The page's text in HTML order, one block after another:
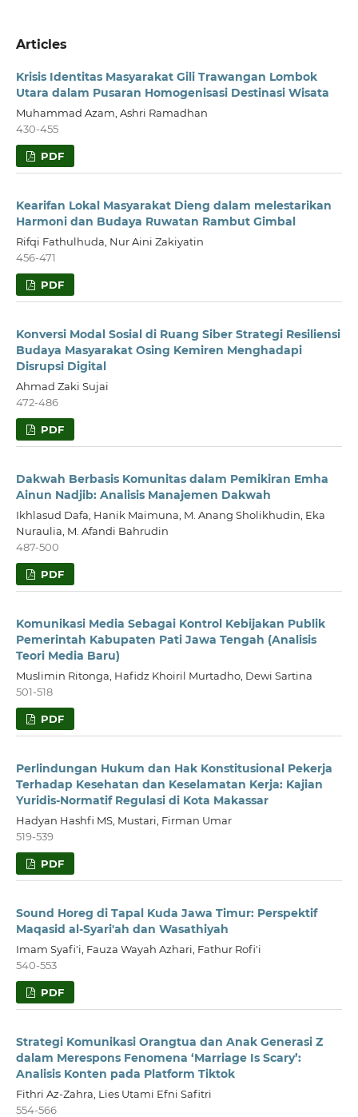
Articles
Krisis Identitas Masyarakat Gili Trawangan Lombok
Utara dalam Pusaran Homogenisasi Destinasi Wisata
Muhammad Azam, Ashri Ramadhan
430-455
PDF
Kearifan Lokal Masyarakat Dieng dalam melestarikan
Harmoni dan Budaya Ruwatan Rambut Gimbal
Rifqi Fathulhuda, Nur Aini Zakiyatin
456-471
PDF
Konversi Modal Sosial di Ruang Siber Strategi Resiliensi
Budaya Masyarakat Osing Kemiren Menghadapi
Disrupsi Digital
Ahmad Zaki Sujai
472-486
PDF
Dakwah Berbasis Komunitas dalam Pemikiran Emha
Ainun Nadjib: Analisis Manajemen Dakwah
Ikhlasud Dafa, Hanik Maimuna, M. Anang Sholikhudin, Eka
Nuraulia, M. Afandi Bahrudin
487-500
PDF
Komunikasi Media Sebagai Kontrol Kebijakan Publik
Pemerintah Kabupaten Pati Jawa Tengah (Analisis
Teori Media Baru)
Muslimin Ritonga, Hafidz Khoiril Murtadho, Dewi Sartina
501-518
PDF
Perlindungan Hukum dan Hak Konstitusional Pekerja
Terhadap Kesehatan dan Keselamatan Kerja: Kajian
Yuridis-Normatif Regulasi di Kota Makassar
Hadyan Hashfi MS, Mustari, Firman Umar
519-539
PDF
Sound Horeg di Tapal Kuda Jawa Timur: Perspektif
Maqasid al-Syari'ah dan Wasathiyah
Imam Syafi'i, Fauza Wayah Azhari, Fathur Rofi'i
540-553
PDF
Strategi Komunikasi Orangtua dan Anak Generasi Z
dalam Merespons Fenomena ‘Marriage Is Scary’:
Analisis Konten pada Platform Tiktok
Fithri Az-Zahra, Lies Utami Efni Safitri
554-566